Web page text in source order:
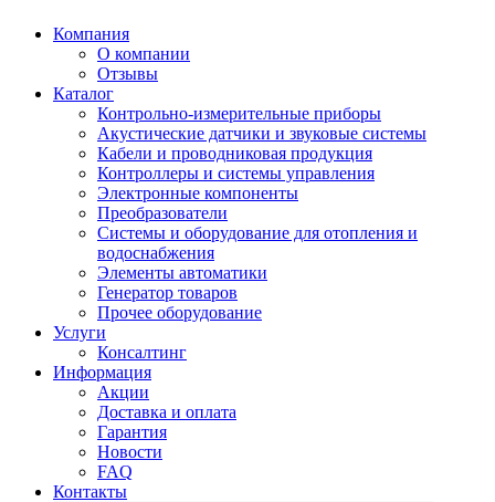
Компания
О компании
Отзывы
Каталог
Контрольно-измерительные приборы
Акустические датчики и звуковые системы
Кабели и проводниковая продукция
Контроллеры и системы управления
Электронные компоненты
Преобразователи
Системы и оборудование для отопления и
водоснабжения
Элементы автоматики
Генератор товаров
Прочее оборудование
Услуги
Консалтинг
Информация
Акции
Доставка и оплата
Гарантия
Новости
FAQ
Контакты